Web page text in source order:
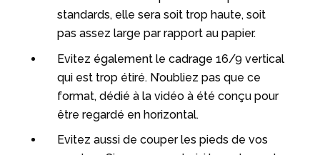
standards, elle sera soit trop haute, soit
pas assez large par rapport au papier.
Evitez également le cadrage 16/9 vertical
qui est trop étiré. N’oubliez pas que ce
format, dédié à la vidéo à été conçu pour
être regardé en horizontal.
Evitez aussi de couper les pieds de vos